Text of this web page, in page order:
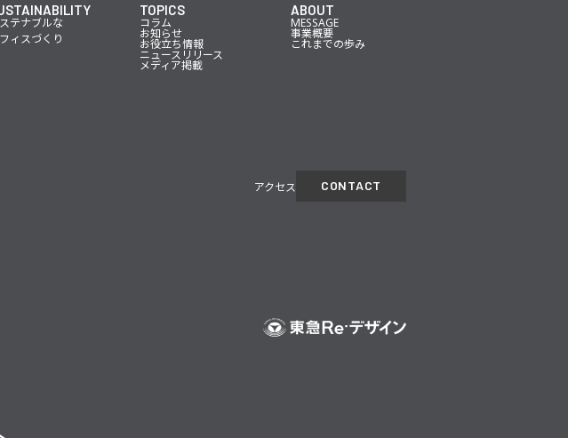
テナブルな
ィスづくり
TOPICS
コラム
お知らせ
お役立ち情報
ニュースリリース
メディア掲載
ABOUT
MESSAGE
事業概要
これまでの歩み
アクセス CONTACT